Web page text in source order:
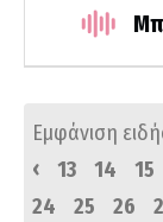
Εμφάνιση
‹
13 14 15
24
25 26